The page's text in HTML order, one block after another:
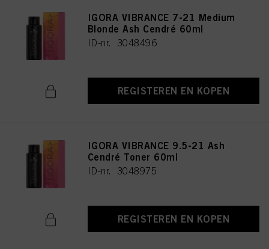
IGORA VIBRANCE 7-21 Medium
Blonde Ash Cendré 60ml
ID-nr. 3048496
REGISTEREN EN KOPEN
IGORA VIBRANCE 9.5-21 Ash
Cendré Toner 60ml
ID-nr. 3048975
REGISTEREN EN KOPEN